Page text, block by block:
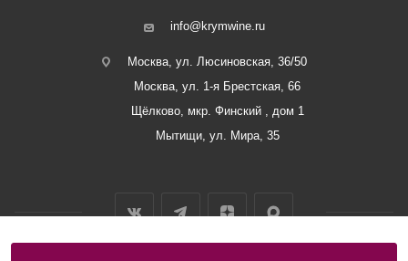
info@krymwine.ru
Москва, ул. Люсиновская, 36/50
Москва, ул. 1-я Брестская, 66
Щёлково, мкр. Финский , дом 1
Мытищи, ул. Мира, 35